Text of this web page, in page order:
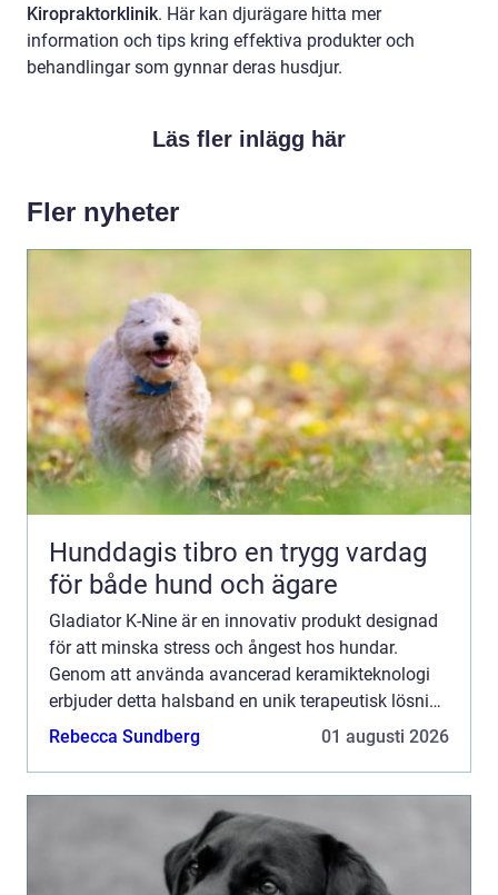
Kiropraktorklinik. Här kan djurägare hitta mer
information och tips kring effektiva produkter och
behandlingar som gynnar deras husdjur.
Läs fler inlägg här
Fler nyheter
Hunddagis tibro en trygg vardag
för både hund och ägare
Gladiator K-Nine är en innovativ produkt designad
för att minska stress och ångest hos hundar.
Genom att använda avancerad keramikteknologi
erbjuder detta halsband en unik terapeutisk lösning
utan biverkningar. Med sin enkla...
Rebecca Sundberg 01 augusti 2026